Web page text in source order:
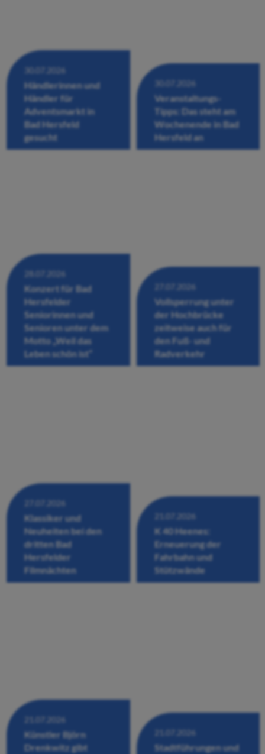
30.07.2026
Händlerinnen und
Händler für
Adventsmarkt in
Bad Hersfeld
gesucht
30.07.2026
Veranstaltungs-
Tipps: Das steht am
Wochenende in Bad
Hersfeld an
28.07.2026
Konzert für Bad
Hersfelder
Seniorinnen und
Senioren unter dem
Motto „Weil das
Leben schön ist“
27.07.2026
Vollsperrung unter
der Hochbrücke
zeitweise auch für
den Fuß- und
Radverkehr
27.07.2026
Klassiker und
Neuheiten bei den
dritten Bad
Hersfelder
Filmnächten
21.07.2026
K 40 Heenes:
Erneuerung der
Fahrbahn und
Stützwände
21.07.2026
Künstler Björn
Drenkwitz gibt
21.07.2026
Stadtführungen und